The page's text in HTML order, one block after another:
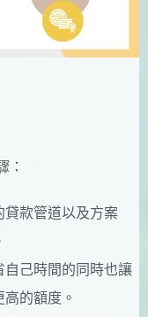
：
貸款管道以及方案
自己時間的同時也讓
的額度。